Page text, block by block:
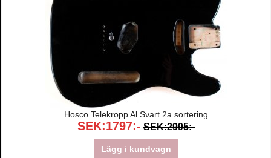
Hosco Telekropp Al Svart 2a sortering
SEK:1797:- SEK:2995:-
Lägg i kundvagn